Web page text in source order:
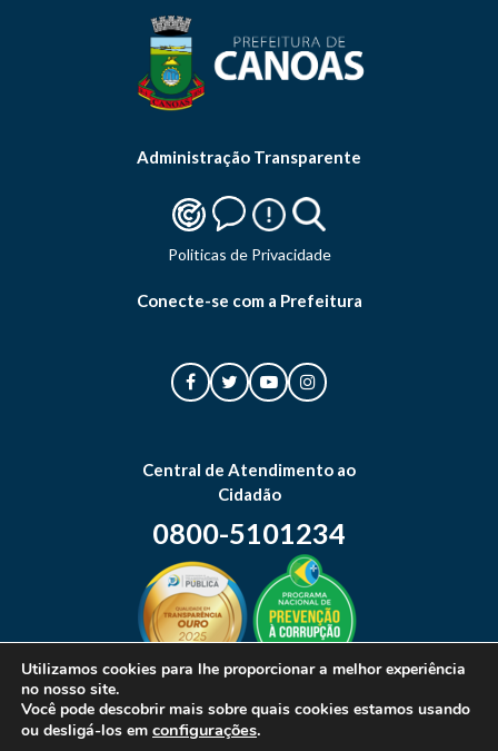
Administração Transparente
Politicas de Privacidade
Conecte-se com a Prefeitura
Central de Atendimento ao
Cidadão
0800-5101234
Utilizamos cookies para lhe proporcionar a melhor experiência
no nosso site.
Você pode descobrir mais sobre quais cookies estamos usando
ou desligá-los em configurações.